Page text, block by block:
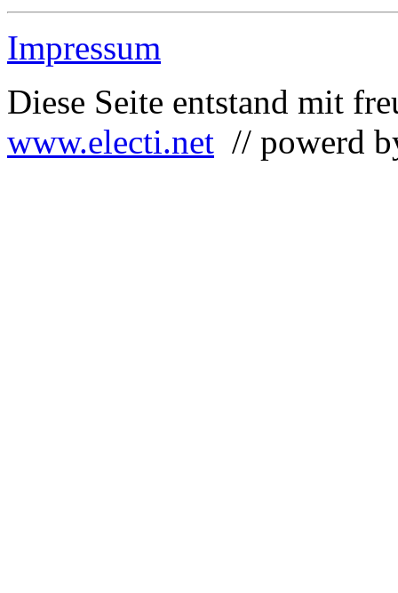
Impressum
Diese Seite entstand mit
www.electi.net // powerd